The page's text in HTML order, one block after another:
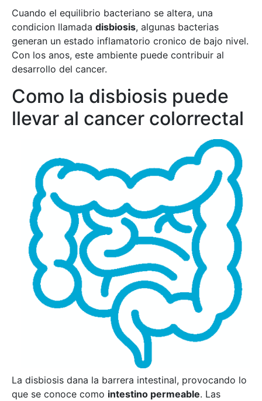
Cuando el equilibrio bacteriano se altera, una
condicion llamada disbiosis, algunas bacterias
generan un estado inflamatorio cronico de bajo nivel.
Con los anos, este ambiente puede contribuir al
desarrollo del cancer.
Como la disbiosis puede
llevar al cancer colorrectal
La disbiosis dana la barrera intestinal, provocando lo
que se conoce como intestino permeable. Las